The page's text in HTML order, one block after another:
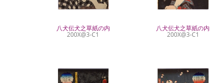
八犬伝犬之草紙の内
200X@3-C1
八犬伝犬之草紙の内
200X@3-C1